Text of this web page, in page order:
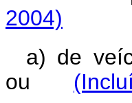
2004)
a) de
ou